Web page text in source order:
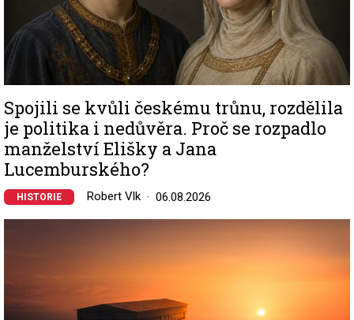
Spojili se kvůli českému trůnu, rozdělila
je politika i nedůvěra. Proč se rozpadlo
manželství Elišky a Jana
Lucemburského?
HISTORIE Robert Vlk 06.08.2026